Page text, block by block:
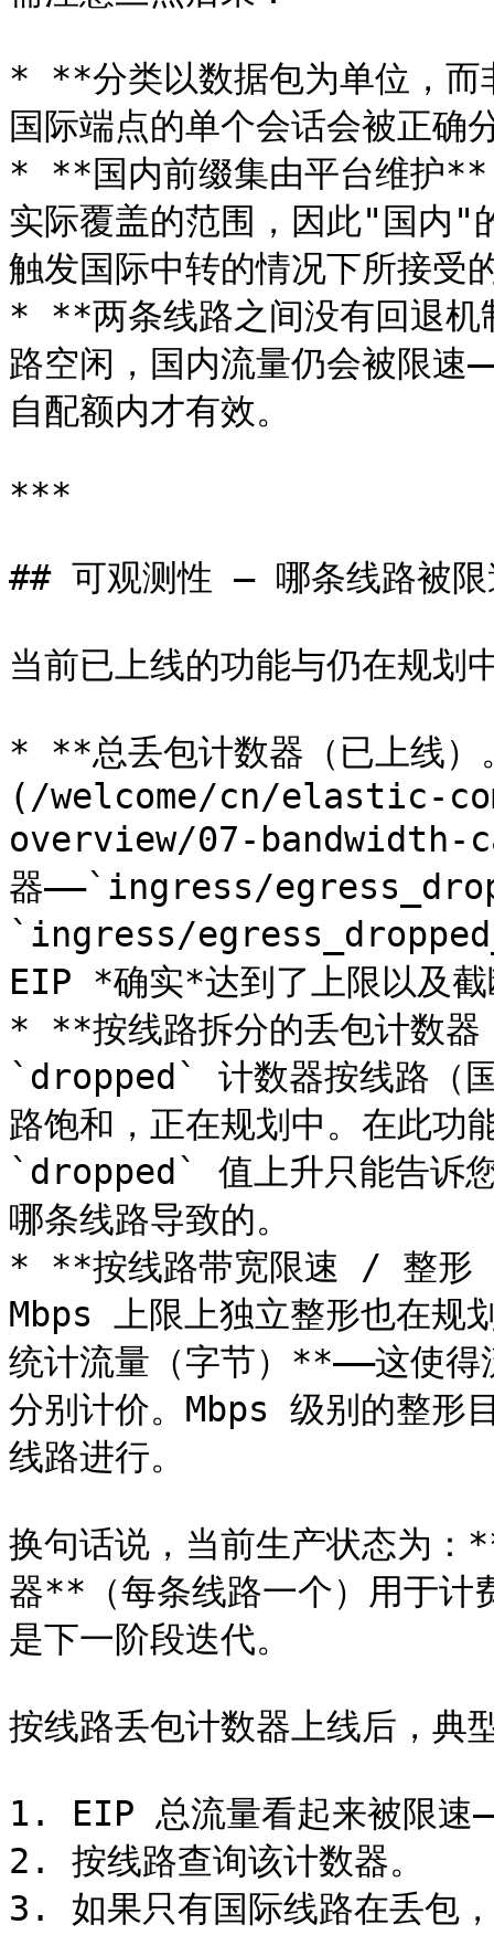
* **分类以数据包为单位，
国际端点的单个会话会被正确
* **国内前缀集由平台维护**
实际覆盖的范围，因此"国内"
触发国际中转的情况下所接受
* **两条线路之间没有回退
路空闲，国内流量仍会被限速
自配额内才有效。
***
## 可观测性 — 哪条线路被限
当前已上线的功能与仍在规划
* **总丢包计数器（已上线
(/welcome/cn/elastic-
overview/07-bandwidth-
器——`ingress/
`ingress/
EIP *确实*达到了上限以及
* **按线路拆分的丢包计数
`dropped` 计数器按线路（
路饱和，正在规划中。在此
`dropped` 值上升只能告诉
哪条线路导致的。
* **按线路带宽限速 / 整形
Mbps 上限上独立整形也在规
统计流量（字节）**——这使
分别计价。Mbps 级别的整形
线路进行。
换句话说，当前生产状态为
器**（每条线路一个）用于计
是下一阶段迭代。
按线路丢包计数器上线后，典
1. EIP 总流量看起来被限
2. 按线路查询该计数器。
3. 如果只有国际线路在丢包